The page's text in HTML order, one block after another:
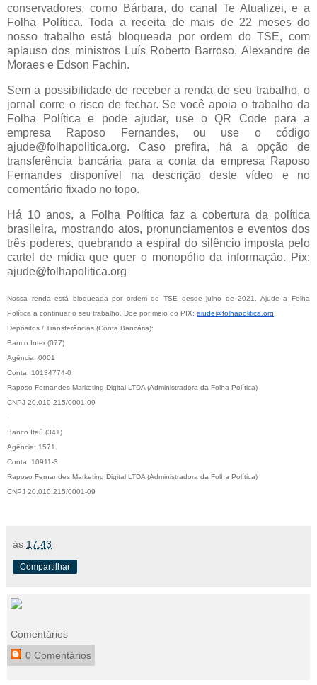
conservadores, como Bárbara, do canal Te Atualizei, e a
Folha Política. Toda a receita de mais de 22 meses do
nosso trabalho está bloqueada por ordem do TSE, com
aplauso dos ministros Luís Roberto Barroso, Alexandre de
Moraes e Edson Fachin.
Sem a possibilidade de receber a renda de seu trabalho, o
jornal corre o risco de fechar. Se você apoia o trabalho da
Folha Política e pode ajudar, use o QR Code para a
empresa Raposo Fernandes, ou use o código
ajude@folhapolitica.org. Caso prefira, há a opção de
transferência bancária para a conta da empresa Raposo
Fernandes disponível na descrição deste vídeo e no
comentário fixado no topo.
Há 10 anos, a Folha Política faz a cobertura da política
brasileira, mostrando atos, pronunciamentos e eventos dos
três poderes, quebrando a espiral do silêncio imposta pelo
cartel de mídia que quer o monopólio da informação. Pix:
ajude@folhapolitica.org
Nossa renda está bloqueada por ordem do TSE desde julho de 2021. Ajude a Folha
Política a continuar o seu trabalho. Doe por meio do PIX: ajude@folhapolitica.org
Depósitos / Transferências (Conta Bancária):
Banco Inter (077)
Agência: 0001
Conta: 10134774-0
Raposo Fernandes Marketing Digital LTDA (Administradora da Folha Política)
CNPJ 20.010.215/0001-09
-
Banco Itaú (341)
Agência: 1571
Conta: 10911-3
Raposo Fernandes Marketing Digital LTDA (Administradora da Folha Política)
CNPJ 20.010.215/0001-09
às 17:43
Compartilhar
Comentários
0 Comentários